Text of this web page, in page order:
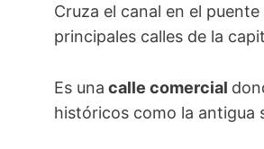
Cruza el canal en el
principales calles de la
Es una calle comercial
históricos como la antigua